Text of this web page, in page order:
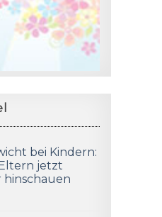
bei Kindern:
jetzt
hinschauen